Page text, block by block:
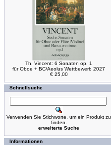
Th, Vincent: 6 Sonaten op. 1
für Oboe + BC/Aeolus Wettbewerb 2027
€ 25,00
Schnellsuche
Verwenden Sie Stichworte, um ein Produkt zu
finden.
erweiterte Suche
Informationen